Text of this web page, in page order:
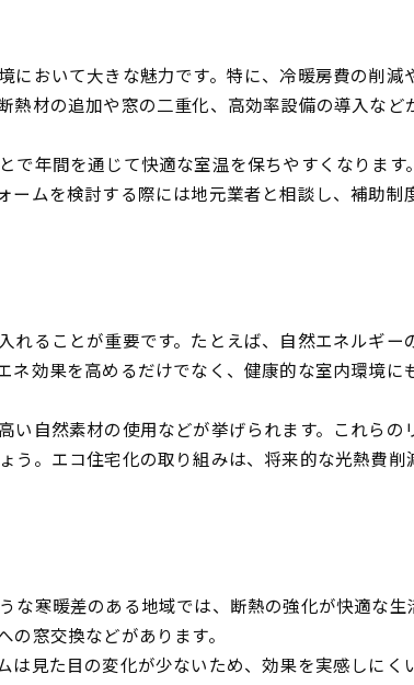
適
び方
技術
案
夫点
例集
利点
イント
ツ
ォーム法
おいて大きな魅力です。特に、冷暖房費の削減
材の追加や窓の二重化、高効率設備の導入など
年間を通じて快適な室温を保ちやすくなります
ムを検討する際には地元業者と相談し、補助制
ることが重要です。たとえば、自然エネルギー
効果を高めるだけでなく、健康的な室内環境に
自然素材の使用などが挙げられます。これらの
。エコ住宅化の取り組みは、将来的な光熱費削
寒暖差のある地域では、断熱の強化が快適な生
窓交換などがあります。
見た目の変化が少ないため、効果を実感しにく